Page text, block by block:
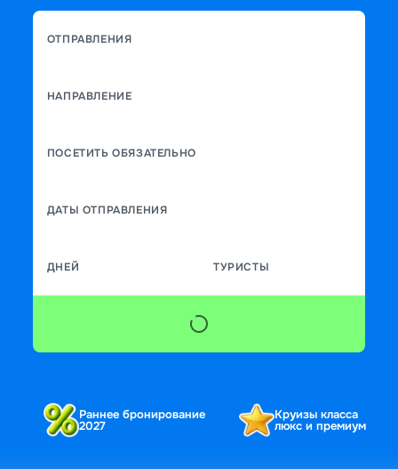
ОТПРАВЛЕНИЯ
НАПРАВЛЕНИЕ
ПОСЕТИТЬ ОБЯЗАТЕЛЬНО
ДАТЫ ОТПРАВЛЕНИЯ
ДНЕЙ ТУРИСТЫ
Раннее бронирование
2027
Круизы класса
люкс и премиум